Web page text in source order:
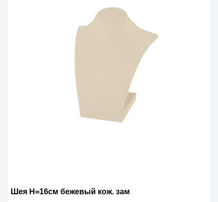
Шея Н=16см бежевый кож. зам